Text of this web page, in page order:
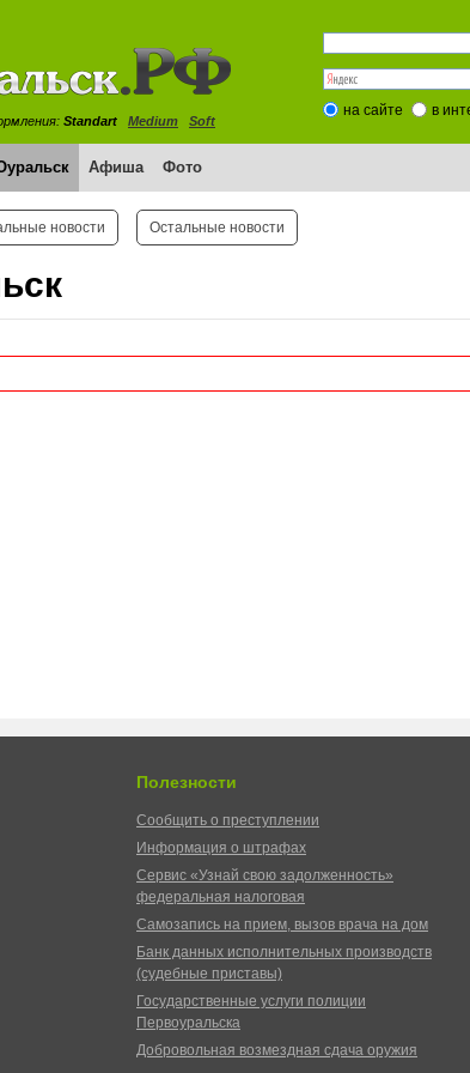
Standart Medium Soft
на сайте в
Афиша Фото
новости Остальные новости
Полезности
Сообщить о преступлении
Информация о штрафах
Сервис «Узнай свою задолженность»
федеральная налоговая
Самозапись на прием, вызов врача на дом
Банк данных исполнительных производств
(судебные приставы)
Государственные услуги полиции
Первоуральска
Добровольная возмездная сдача оружия